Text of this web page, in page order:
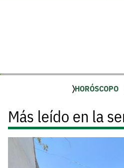
HORÓSCOPO
Más leído en la